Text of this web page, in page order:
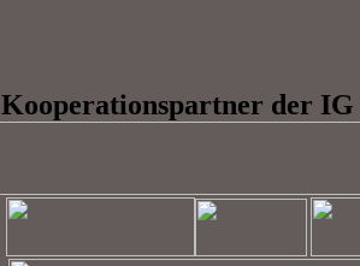
Kooperationspartner der IG